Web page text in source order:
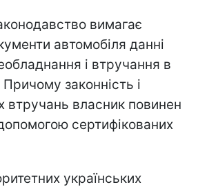
вимагає
автомобіля данні
і втручання в
законність і
втручань власник повинен
сертифікованих
українських